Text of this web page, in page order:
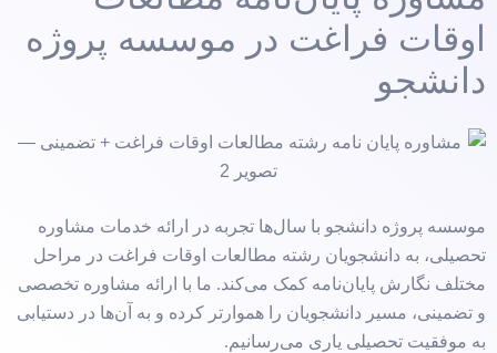
اوقات فراغت در موسسه پروژه
دانشجو
موسسه پروژه دانشجو با سال‌ها تجربه در ارائه خدمات مشاوره
تحصیلی، به دانشجویان رشته مطالعات اوقات فراغت در مراحل
مختلف نگارش پایان‌نامه کمک می‌کند. ما با ارائه مشاوره تخصصی
و تضمینی، مسیر دانشجویان را هموارتر کرده و به آن‌ها در دستیابی
به موفقیت تحصیلی یاری می‌رسانیم.